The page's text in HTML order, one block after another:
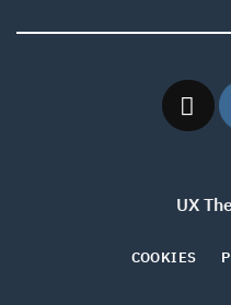
COOKIES